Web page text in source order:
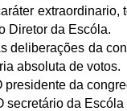
extraordinario,
Diretor da Escóla.
da
absoluta de votos.
presidente da
da Escóla